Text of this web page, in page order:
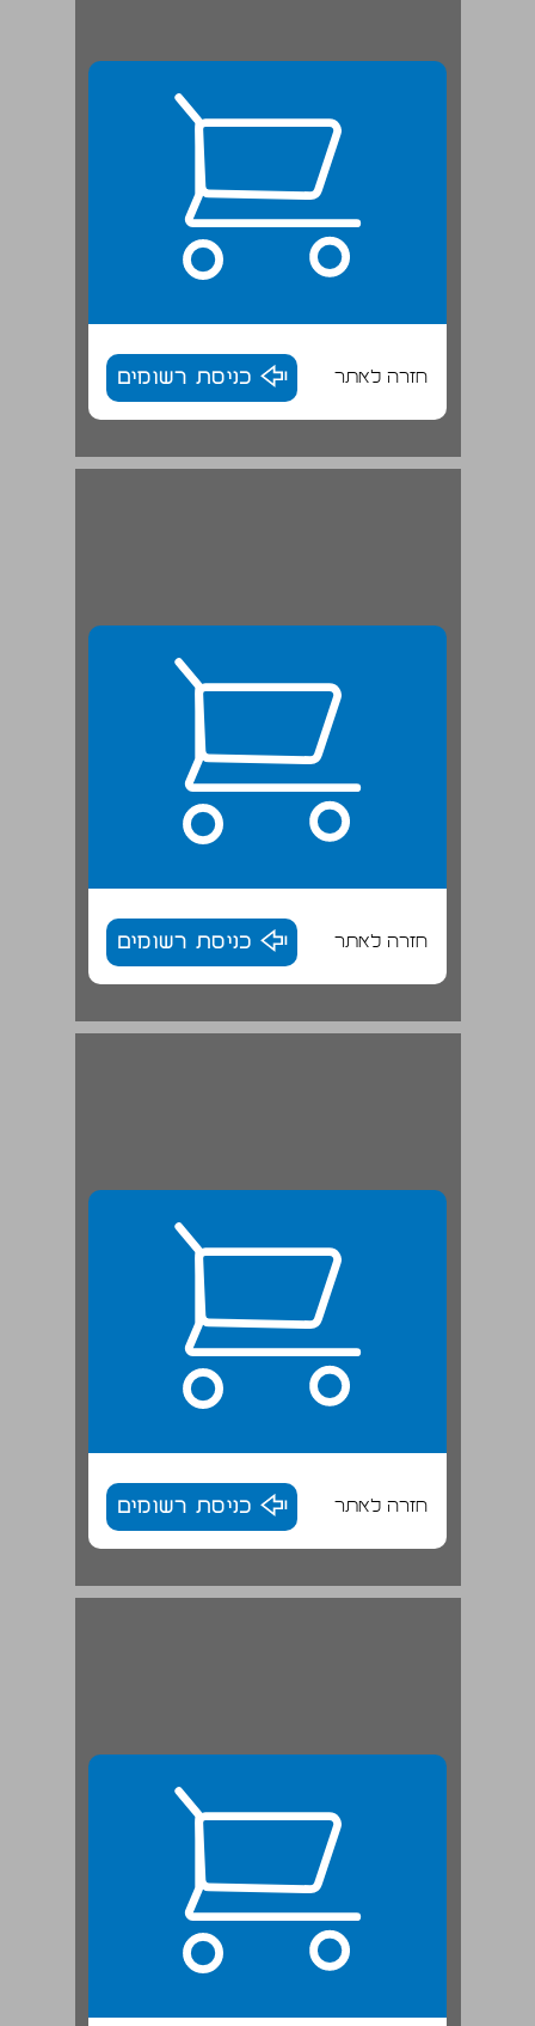
חזרה לאתר כניסת רשומים
חזרה לאתר כניסת רשומים
חזרה לאתר כניסת רשומים